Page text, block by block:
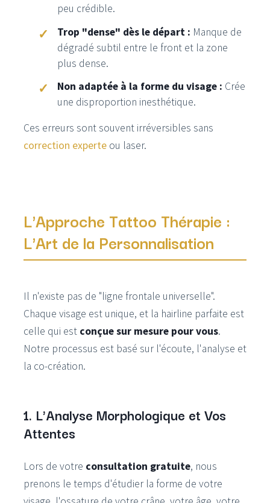
peu crédible.
Trop "dense" dès le départ : Manque de
dégradé subtil entre le front et la zone
plus dense.
Non adaptée à la forme du visage : Crée
une disproportion inesthétique.
Ces erreurs sont souvent irréversibles sans
correction experte ou laser.
L'Approche Tattoo Thérapie :
L'Art de la Personnalisation
Il n'existe pas de "ligne frontale universelle".
Chaque visage est unique, et la hairline parfaite est
celle qui est conçue sur mesure pour vous.
Notre processus est basé sur l'écoute, l'analyse et
la co-création.
1. L'Analyse Morphologique et Vos
Attentes
Lors de votre consultation gratuite, nous
prenons le temps d'étudier la forme de votre